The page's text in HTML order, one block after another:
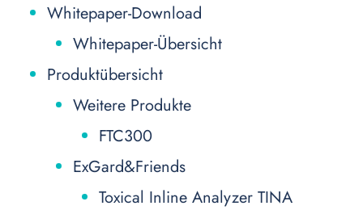
Whitepaper-Download
Whitepaper-Übersicht
Produktübersicht
Weitere Produkte
FTC300
ExGard&Friends
Toxical Inline Analyzer TINA